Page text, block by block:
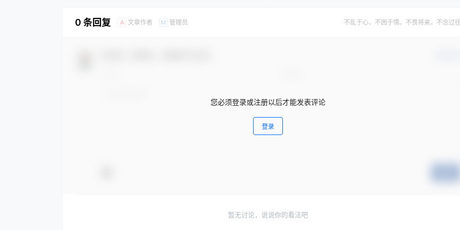
0 条回复 A 文章作者 M 管理员 不乱于心，不困于情。不畏将来，不念过
您必须登录或注册以后才能发表评论
登录
暂无讨论，说说你的看法吧